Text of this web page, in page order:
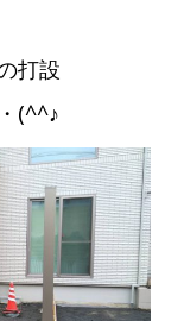
打設
(^^♪